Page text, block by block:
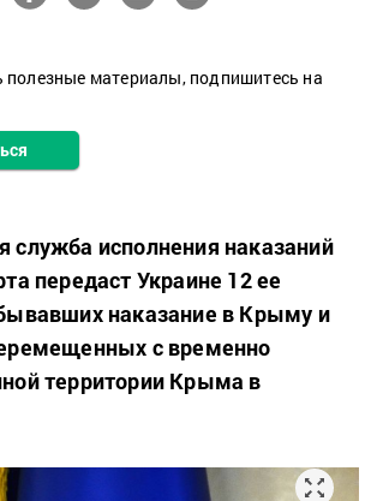
полезные материалы, подпишитесь на
служба исполнения наказаний
передаст Украине 12 ее
наказание в Крыму и
с временно
территории Крыма в